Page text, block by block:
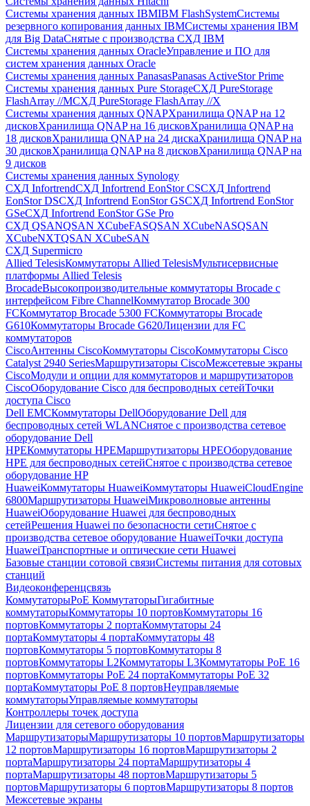
Системы хранения данных IBMIBM FlashSystemСистемы
резервного копирования данных IBMСистемы хранения IBM
для Big DataСнятые с производства СХД IBM
Системы хранения данных OracleУправление и ПО для
систем хранения данных Oracle
Системы хранения данных PanasasPanasas ActiveStor Prime
Системы хранения данных Pure StorageСХД PureStorage
FlashArray //MСХД PureStorage FlashArray //X
Системы хранения данных QNAPХранилища QNAP на 12
дисковХранилища QNAP на 16 дисковХранилища QNAP на
18 дисковХранилища QNAP на 24 дискаХранилища QNAP на
30 дисковХранилища QNAP на 8 дисковХранилища QNAP на
9 дисков
Системы хранения данных Synology
СХД InfortrendСХД Infortrend EonStor CSСХД Infortrend
EonStor DSСХД Infortrend EonStor GSСХД Infortrend EonStor
GSeСХД Infortrend EonStor GSe Pro
СХД QSANQSAN XCubeFASQSAN XCubeNASQSAN
XCubeNXTQSAN XCubeSAN
СХД Supermicro
Allied TelesisКоммутаторы Allied TelesisМультисервисные
платформы Allied Telesis
BrocadeВысокопроизводительные коммутаторы Brocade с
интерфейсом Fibre ChannelКоммутатор Brocade 300
FCКоммутатор Brocade 5300 FCКоммутаторы Brocade
G610Коммутаторы Brocade G620Лицензии для FC
коммутаторов
CiscoАнтенны CiscoКоммутаторы CiscoКоммутаторы Cisco
Catalyst 2940 SeriesМаршрутизаторы CiscoМежсетевые экраны
CiscoМодули и опции для коммутаторов и маршрутизаторов
CiscoОборудование Cisco для беспроводных сетейТочки
доступа Cisco
Dell EMCКоммутаторы DellОборудование Dell для
беспроводных сетей WLANСнятое с производства сетевое
оборудование Dell
HPEКоммутаторы HPEМаршрутизаторы HPEОборудование
HPE для беспроводных сетейСнятое с производства сетевое
оборудование HP
HuaweiКоммутаторы HuaweiКоммутаторы HuaweiCloudEngine
6800Маршрутизаторы HuaweiМикроволновые антенны
HuaweiОборудование Huawei для беспроводных
сетейРешения Huawei по безопасности сетиСнятое с
производства сетевое оборудование HuaweiТочки доступа
HuaweiТранспортные и оптические сети Huawei
Базовые станции сотовой связиСистемы питания для сотовых
станций
Видеоконференцсвязь
КоммутаторыPoE КоммутаторыГигабитные
коммутаторыКоммутаторы 10 портовКоммутаторы 16
портовКоммутаторы 2 портаКоммутаторы 24
портаКоммутаторы 4 портаКоммутаторы 48
портовКоммутаторы 5 портовКоммутаторы 8
портовКоммутаторы L2Коммутаторы L3Коммутаторы PoE 16
портовКоммутаторы PoE 24 портаКоммутаторы PoE 32
портаКоммутаторы PoE 8 портовНеуправляемые
коммутаторыУправляемые коммутаторы
Контроллеры точек доступа
Лицензии для сетевого оборудования
МаршрутизаторыМаршрутизаторы 10 портовМаршрутизаторы
12 портовМаршрутизаторы 16 портовМаршрутизаторы 2
портаМаршрутизаторы 24 портаМаршрутизаторы 4
портаМаршрутизаторы 48 портовМаршрутизаторы 5
портовМаршрутизаторы 6 портовМаршрутизаторы 8 портов
Межсетевые экраны